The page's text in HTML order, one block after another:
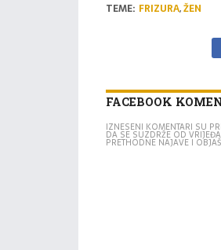
TEME: FRIZURA,ŽEN
FACEBOOK
IZNESENI KOMENTARI SU
DA SE SUZDRŽE OD
PRETHODNE NAJAVE I